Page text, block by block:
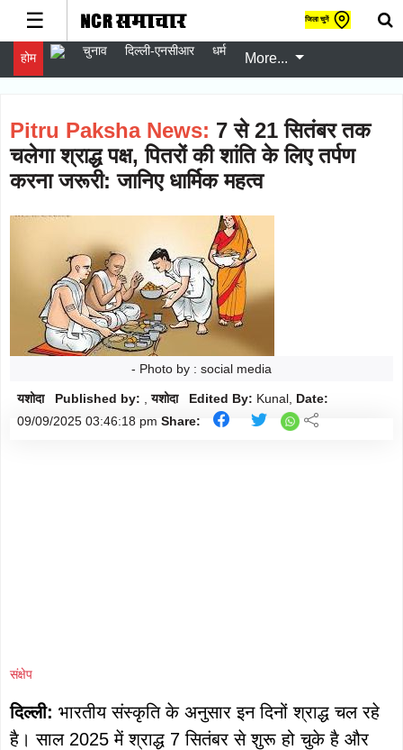
Follow
Follow
स्वास्थ्य
मौसम
खेल/
क्रिकेट
Follow
☰ जिला चुनें
होम चुनाव दिल्ली-एनसीआर धर्म More...
Pitru Paksha News: 7 से 21 सितंबर तक
चलेगा श्राद्ध पक्ष, पितरों की शांति के लिए तर्पण
करना जरूरी: जानिए धार्मिक महत्व
- Photo by : social media
यशोदा Published by: यशोदा Edited By: Kunal, Date:
09/09/2025 03:46:18 pm Share:
संक्षेप
दिल्ली: भारतीय संस्कृति के अनुसार इन दिनों श्राद्ध चल रहे
है। साल 2025 में श्राद्ध 7 सितंबर से शुरू हो चुके है और